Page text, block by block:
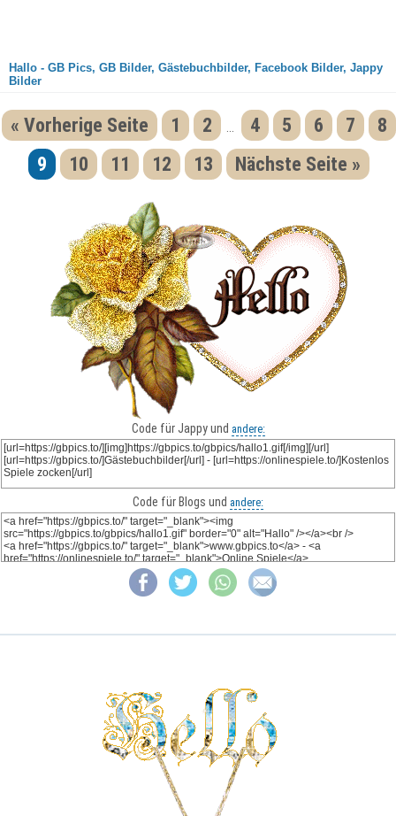
Hallo - GB Pics, GB Bilder, Gästebuchbilder, Facebook Bilder, Jappy
Bilder
« Vorherige Seite 1 2 4 5 6 7
8
9
10 11 12 13 Nächste Seite »
Code für Jappy und andere:
Code für Blogs und andere: